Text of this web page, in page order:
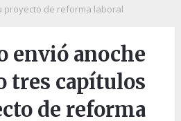
proyecto de reforma laboral
envió anoche
tres capítulos
de reforma